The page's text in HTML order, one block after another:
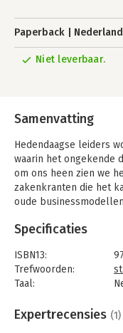
Paperback
Niet leverbaar.
Samenvatting
Hedendaagse leiders
waarin het ongekende
om ons heen zien we
zakenkranten die het
oude
social media die de
is broos.
Gary Hamel beschrijft
kwesties die bepalen
gaat in de komende
Specificaties
ISBN13:
Trefwoorden:
Taal:
Aantal pagina's:
352
Expertrecensies (1)